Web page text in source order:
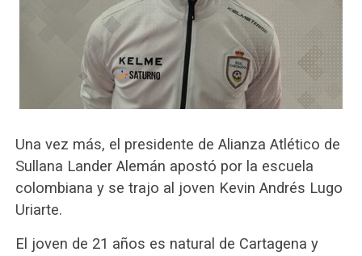
Una vez más, el presidente de Alianza Atlético de
Sullana Lander Alemán apostó por la escuela
colombiana y se trajo al joven Kevin Andrés Lugo
Uriarte.
El joven de 21 años es natural de Cartagena y